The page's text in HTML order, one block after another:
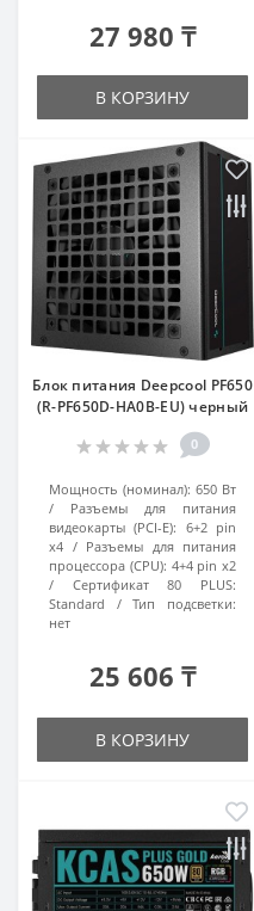
27 980 ₸
В КОРЗИНУ
Блок питания Deepcool PF650
(R-PF650D-HA0B-EU) черный
0
Мощность (номинал): 650 Вт
Разъемы для питания
видеокарты (PCI-E): 6+2 pin
x4
Разъемы для питания
процессора (CPU): 4+4 pin x2
Сертификат 80 PLUS:
Standard
Тип подсветки:
нет
25 606 ₸
В КОРЗИНУ